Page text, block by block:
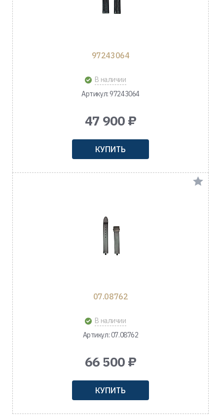
97243064
В наличии
Артикул: 97243064
47 900 ₽
КУПИТЬ
07.08762
В наличии
Артикул: 07.08762
66 500 ₽
КУПИТЬ